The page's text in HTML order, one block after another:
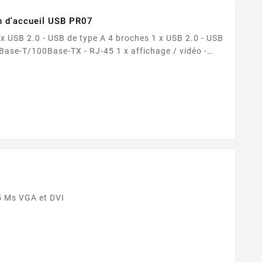
USB PR07
HD...
1024 x 768 Temps de réponse : 5 Ms VGA et DVI